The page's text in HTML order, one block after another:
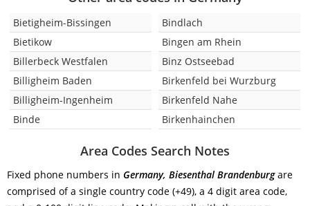
Bietigheim-Bissingen
Bietikow
Billerbeck Westfalen
Billigheim Baden
Billigheim-Ingenheim
Binde
Bindlach
Bingen am Rhein
Binz Ostseebad
Birkenfeld bei Wurzburg
Birkenfeld Nahe
Birkenhainchen
Area Codes Search Notes
Fixed phone numbers in Germany, Biesenthal Brandenburgare
comprised of a single country code (+49), a 4 digit area code,